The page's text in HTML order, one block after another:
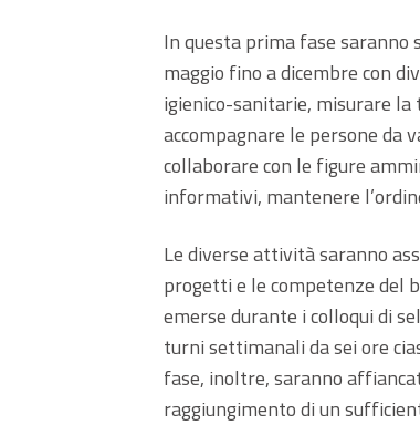
In questa prima fase saranno
maggio fino a dicembre con
igienico-sanitarie, misurare
accompagnare le persone da
collaborare con le figure
informativi, mantenere
Le diverse attività saranno
progetti e le competenze del
emerse durante i colloqui di
turni settimanali da sei ore
fase, inoltre, saranno
raggiungimento di un